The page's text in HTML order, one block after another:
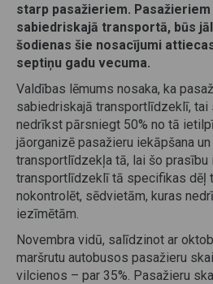
starp pasažieriem.
sabiedriskajā transportā, būs
šodienas šie nosacījumi
septiņu gadu vecuma.
Valdības lēmums nosaka, ka
sabiedriskajā transportlīdzeklī, tai
nedrīkst pārsniegt 50% no tā
jāorganizē pasažieru iekāpšana
transportlīdzekļa tā, lai šo prasību
transportlīdzeklī tā specifikas dēļ
nokontrolēt, sēdvietām, kuras
iezīmētām.
Novembra vidū, salīdzinot ar
maršrutu autobusos pasažieru
vilcienos – par 35%. Pasažieru